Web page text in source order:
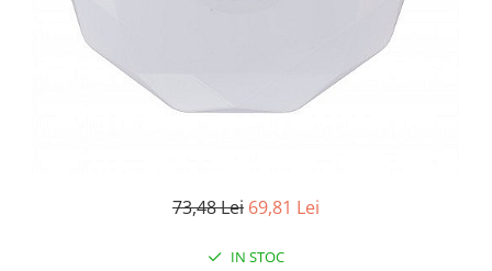
Iluminat arhitectural
Priza exterior
73,48 Lei 69,81 Lei
IN STOC